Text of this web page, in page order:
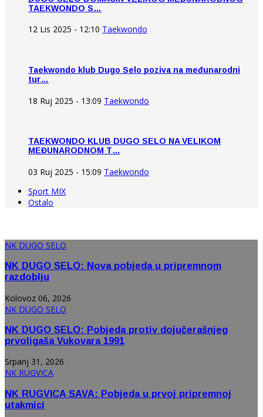
TAEKWONDO S…
12 Lis 2025 - 12:10 Taekwondo
Taekwondo klub Dugo Selo poziva na međunarodni
tur…
18 Ruj 2025 - 13:09 Taekwondo
TAEKWONDO KLUB DUGO SELO NA VELIKOM
MEĐUNARODNOM T…
03 Ruj 2025 - 15:09 Taekwondo
Sport MIX
Ostalo
NK DUGO SELO
NK DUGO SELO: Nova pobjeda u pripremnom
razdoblju
Kolovoz 06, 2026
NK DUGO SELO
NK DUGO SELO: Pobjeda protiv dojučerašnjeg
prvoligaša Vukovara 1991
Srpanj 31, 2026
NK RUGVICA
NK RUGVICA SAVA: Pobjeda u prvoj pripremnoj
utakmici